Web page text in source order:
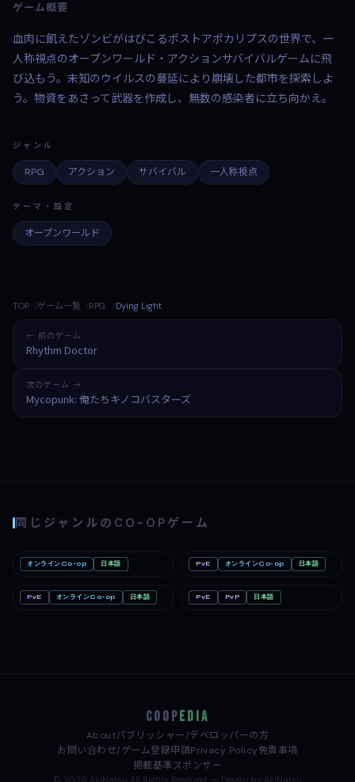
ゲーム概要
血肉に飢えたゾンビがはびこるポストアポカリプスの世界で、一
人称視点のオープンワールド・アクションサバイバルゲームに飛
び込もう。未知のウイルスの蔓延により崩壊した都市を探索しよ
う。物資をあさって武器を作成し、無数の感染者に立ち向かえ。
ジャンル
RPG アクション サバイバル 一人称視点
テーマ・設定
オープンワールド
TOP ゲーム一覧 RPG Dying Light
← 前のゲーム
Rhythm Doctor
次のゲーム →
Mycopunk: 俺たちキノコバスターズ
同じジャンルのCO-OPゲーム
Romestead
オンラインCo-op 日本語 PC
どろぼうノーム
PvE オンラインCo-op 日本語
PC
Far Far West
PvE オンラインCo-op 日本語
Minecraft: Java & Bedrock
PvE PvP 日本語
COOP EDIA
Aboutパブリッシャー/デベロッパーの方
お問い合わせ/ゲーム登録申請Privacy Policy免責事項
掲載基準スポンサー
© 2026 AkiNatsu All Rights Reserved. — Design by AkiNatsu